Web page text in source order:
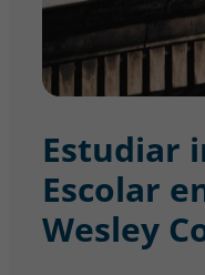
Estudiar
Escolar
Wesley